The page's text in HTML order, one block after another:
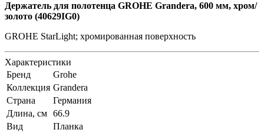
Держатель для полотенца GROHE Grandera, 600 мм, хром/
золото (40629IG0)
GROHE StarLight; хромированная поверхность
Характеристики
Бренд
Grohe
Коллекция Grandera
Страна
Германия
Длина, см 66.9
Вид
Планка